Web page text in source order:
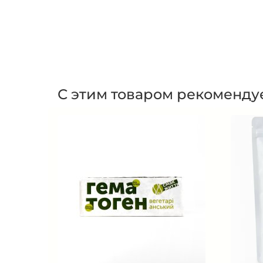
С этим товаром